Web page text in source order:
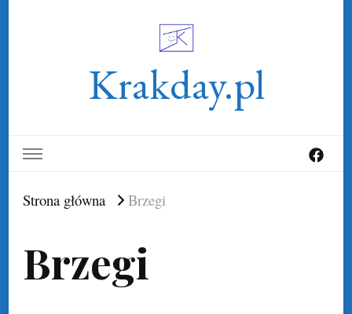
Krakday.pl
Strona główna Brzegi
Brzegi